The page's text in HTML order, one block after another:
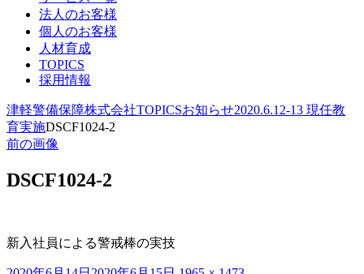
法人のお客様
個人のお客様
人材育成
TOPICS
採用情報
津軽警備保障株式会社TOPICSお知らせ2020.6.12-13 現任教
育実施DSCF1024-2
前の画像
DSCF1024-2
新入社員による警戒棒の実技